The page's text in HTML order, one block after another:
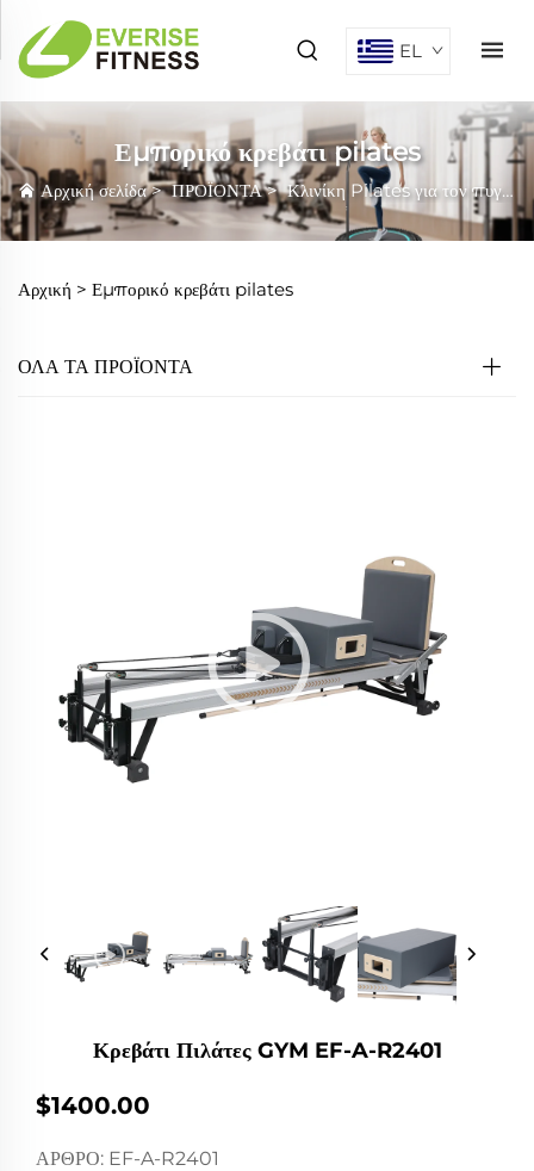
EL
Εμπορικό κρεβάτι pilates
Αρχική σελίδα>ΠΡΟΪΟΝΤΑ>Κλινίκη Pilates για τον πυγμό
Αρχική > Εμπορικό κρεβάτι pilates
ΟΛΑ ΤΑ ΠΡΟΪΟΝΤΑ
Κρεβάτι Πιλάτες GYM EF-A-R2401
$1400.00
ΑΡΘΡΟ: EF-A-R2401